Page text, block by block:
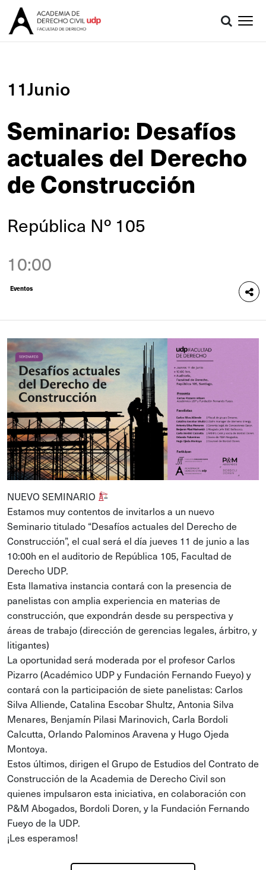
11Junio
Seminario: Desafíos
actuales del Derecho
de Construcción
República Nº 105
10:00
Eventos
NUEVO SEMINARIO
Estamos muy contentos de invitarlos a un nuevo
Seminario titulado “Desafíos actuales del Derecho de
Construcción”, el cual será el día jueves 11 de junio a las
10:00h en el auditorio de República 105, Facultad de
Derecho UDP.
Esta llamativa instancia contará con la presencia de
panelistas con amplia experiencia en materias de
construcción, que expondrán desde su perspectiva y
áreas de trabajo (dirección de gerencias legales, árbitro, y
litigantes)
La oportunidad será moderada por el profesor Carlos
Pizarro (Académico UDP y Fundación Fernando Fueyo) y
contará con la participación de siete panelistas: Carlos
Silva Alliende, Catalina Escobar Shultz, Antonia Silva
Menares, Benjamín Pilasi Marinovich, Carla Bordoli
Calcutta, Orlando Palominos Aravena y Hugo Ojeda
Montoya.
Estos últimos, dirigen el Grupo de Estudios del Contrato de
Construcción de la Academia de Derecho Civil son
quienes impulsaron esta iniciativa, en colaboración con
P&M Abogados, Bordoli Doren, y la Fundación Fernando
Fueyo de la UDP.
¡Les esperamos!